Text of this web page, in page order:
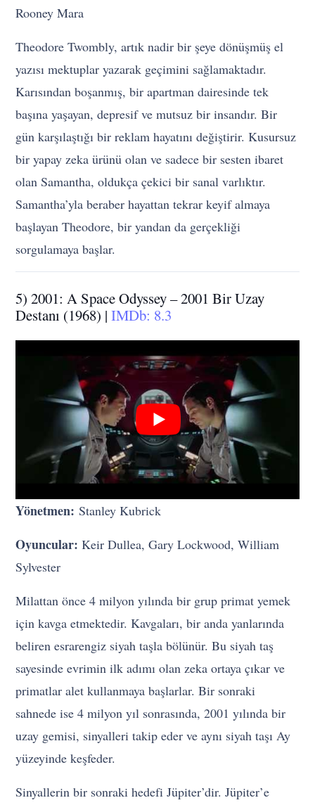
Rooney Mara
Theodore Twombly, artık nadir bir şeye dönüşmüş el
yazısı mektuplar yazarak geçimini sağlamaktadır.
Karısından boşanmış, bir apartman dairesinde tek
başına yaşayan, depresif ve mutsuz bir insandır. Bir
gün karşılaştığı bir reklam hayatını değiştirir. Kusursuz
bir yapay zeka ürünü olan ve sadece bir sesten ibaret
olan Samantha, oldukça çekici bir sanal varlıktır.
Samantha’yla beraber hayattan tekrar keyif almaya
başlayan Theodore, bir yandan da gerçekliği
sorgulamaya başlar.
5) 2001: A Space Odyssey – 2001 Bir Uzay
Destanı (1968) |IMDb: 8.3
Yönetmen:Stanley Kubrick
Oyuncular:Keir Dullea, Gary Lockwood, William
Sylvester
Milattan önce 4 milyon yılında bir grup primat yemek
için kavga etmektedir. Kavgaları, bir anda yanlarında
beliren esrarengiz siyah taşla bölünür. Bu siyah taş
sayesinde evrimin ilk adımı olan zeka ortaya çıkar ve
primatlar alet kullanmaya başlarlar. Bir sonraki
sahnede ise 4 milyon yıl sonrasında, 2001 yılında bir
uzay gemisi, sinyalleri takip eder ve aynı siyah taşı Ay
yüzeyinde keşfeder.
Sinyallerin bir sonraki hedefi Jüpiter’dir. Jüpiter’e